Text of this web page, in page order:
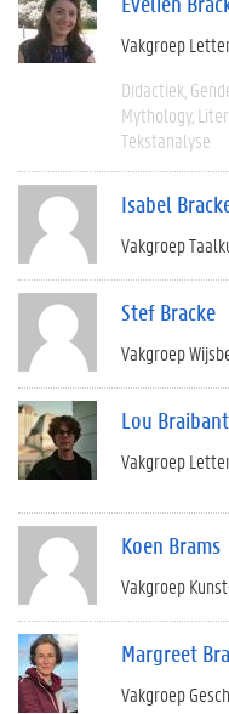
Vakgroep
Didactiek
Mythology
Tekstanalyse
Isabel
Vakgroep
Stef Bracke
Vakgroep
Lou Braibant
Vakgroep
Koen Brams
Vakgroep
Margreet
Vakgroep